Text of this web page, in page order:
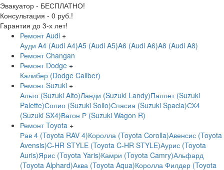
Эвакуатор - БЕСПЛАТНО!
Консультация - 0 руб.!
Гарантия до 3-х лет!
Ремонт Audi +
Ауди A4 (Audi А4)A5 (Audi A5)A6 (Audi A6)A8 (Audi A8)
Ремонт Changan
Ремонт Dodge +
Калибер (Dodge Caliber)
Ремонт Suzuki +
Альто (Suzuki Alto)Ланди (Suzuki Landy)Паллет (Suzuki
Palette)Солио (Suzuki Solio)Спасиа (Suzuki Spacia)СХ4
(Suzuki SX4)Вагон Р (Suzuki Wagon R)
Ремонт Toyota +
Рав 4 (Toyota RAV 4)Королла (Toyota Corolla)Авенсис (Toyota
Avensis)C-HR STYLE (Toyota C-HR STYLE)Аурис (Toyota
Auris)Ярис (Toyota Yaris)Камри (Toyota Camry)Альфард
(Toyota Alphard)Аква (Toyota Aqua)Королла Филдер (Toyota